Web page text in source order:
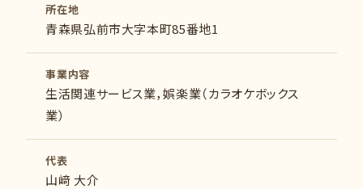
所在地
青森県弘前市大字本町85番地1
事業内容
生活関連サービス業，娯楽業（カラオケボックス
業）
代表
山﨑 大介